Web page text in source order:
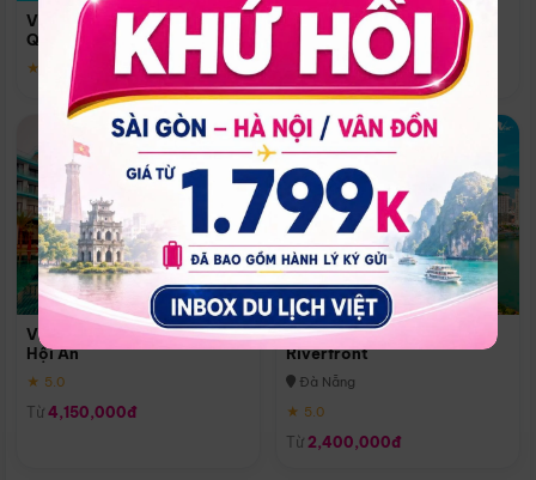
Vinpearl Resort & Spa Phu
Quoc
★ 5.0
Quoc
Phú Quốc
★ 5.0
Vinpearl Resort & Golf Nam
Hội An
★ 5.0
Từ 4,150,000đ
Melia Vinpearl Danang
Riverfront
Đà Nẵng
★ 5.0
Từ 2,400,000đ